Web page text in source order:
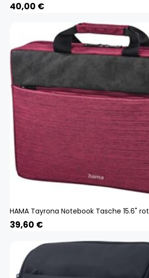
40,00 €
HAMA Tayrona Notebook Tasche 15.6" rot
39,60 €